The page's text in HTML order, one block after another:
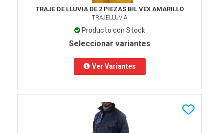
TRAJE DE LLUVIA DE 2 PIEZAS BIL VEX AMARILLO
TRAJELLUVIA
Producto con Stock
Seleccionar variantes
Ver Variantes